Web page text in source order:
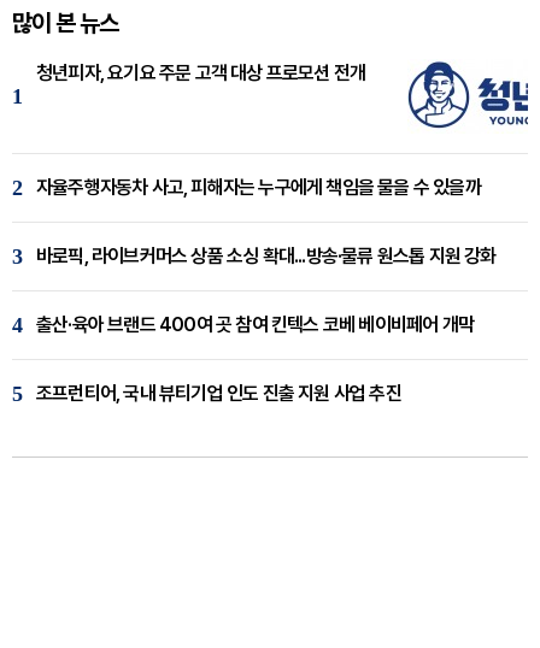
많이 본 뉴스
1
청년피자, 요기요 주문 고객 대상 프로모션 전개
2 자율주행자동차 사고, 피해자는 누구에게 책임을 물을 수 있을까
3 바로픽, 라이브커머스 상품 소싱 확대...방송·물류 원스톱 지원 강화
4 출산·육아 브랜드 400여 곳 참여 킨텍스 코베 베이비페어 개막
5 조프런티어, 국내 뷰티기업 인도 진출 지원 사업 추진